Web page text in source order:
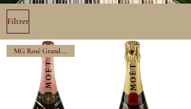
Filtrer
MG Rosé Grand Vintage